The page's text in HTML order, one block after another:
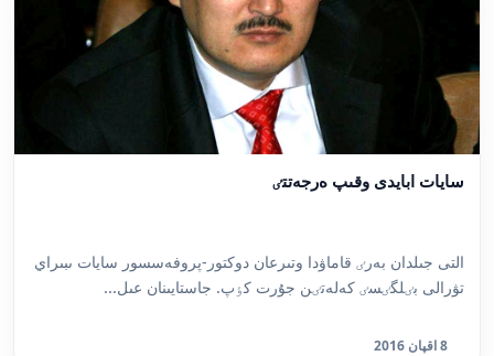
سايات ابايدى وقىپ ەرجەتتٸ
التى جىلدان بەرٸ قاماۋدا وتىرعان دوكتور-پروفەسسور سايات ىبىراي
تۋرالى بٸلگٸسٸ كەلەتٸن جۇرت كٶپ. جاستايىنان عىل...
8 اقپان 2016